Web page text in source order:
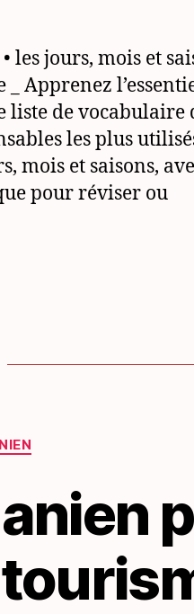
les jours, mois et
Apprenez
liste de vocabulaire
les plus
mois et saisons,
pour réviser ou